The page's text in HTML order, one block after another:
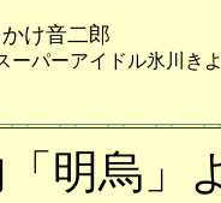
け音二郎
ーパーアイドル氷川き
明烏」